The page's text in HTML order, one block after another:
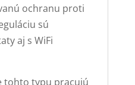
ochranu proti
sú
aj s WiFi
tohto typu pracujú